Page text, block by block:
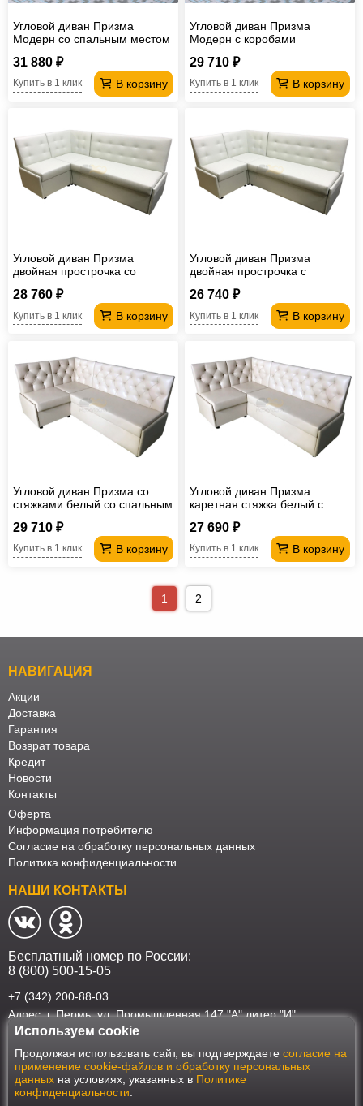
Угловой диван Призма
Модерн со спальным местом
31 880 ₽
В корзину
Купить в 1 клик
Угловой диван Призма
Модерн с коробами
29 710 ₽
В корзину
Купить в 1 клик
Угловой диван Призма
двойная прострочка со
28 760 ₽
В корзину
Купить в 1 клик
Угловой диван Призма
двойная прострочка с
26 740 ₽
В корзину
Купить в 1 клик
Угловой диван Призма со
стяжками белый со спальным
29 710 ₽
В корзину
Купить в 1 клик
Угловой диван Призма
каретная стяжка белый с
27 690 ₽
В корзину
Купить в 1 клик
1 2
НАВИГАЦИЯ
Акции
Доставка
Гарантия
Возврат товара
Кредит
Новости
Контакты
Оферта
Информация потребителю
Согласие на обработку персональных данных
Политика конфиденциальности
НАШИ КОНТАКТЫ
Бесплатный номер по России:
8 (800) 500-15-05
+7 (342) 200-88-03
Адрес: г. Пермь, ул. Промышленная 147 "А" литер "И"
Наш интернет-магазин работает в соответствии с требованиями
Федерального закона от 27 июля 2006 года №152-ФЗ "О персональных
данных". Оформить заказ на сайте Мебеласка возможно только при
наличии согласия на обработку Ваших персональных данных. Для
улучшения работы сайта и его взаимодействия с пользователями мы
Используем cookie
Продолжая использовать сайт, вы подтверждаете согласие на
применение cookie-файлов и обработку персональных
данных на условиях, указанных в Политике
конфиденциальности